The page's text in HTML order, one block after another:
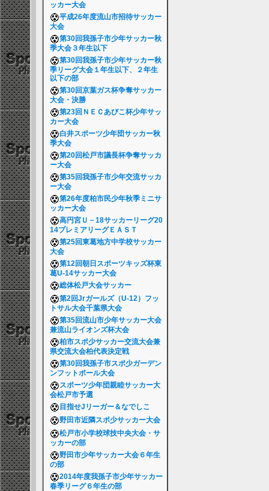
ッカー大会
平成26年度流山市招待サッカー
大会
第30回我孫子市少年サッカー秋
季大会３年生以下
第30回我孫子市少年サッカー秋
季リーグ大会１年生以下、２年生
以下の部
第30回京葉ガス杯争奪サッカー
大会・決勝
第23回ＮＥＣあびこ杯少年サッ
カー大会
白井スポーツ少年団サッカー秋
季大会
第20回松戸市議長杯争奪サッカ
ー大会
第35回我孫子市少年交流サッカ
ー大会
第26年度柏市民少年秋季ミニサ
ッカー大会
高円宮Ｕ－18サッカーリーグ20
14プレミアリーグＥＡＳＴ
第25回東葛地方中学校サッカー
大会
第12回朝日スポーツキッズ杯東
葛U-14サッカー大会
総体松戸大会サッカー
第2回Jrガールズ（U-12）フッ
トサル大会千葉県大会
第35回流山市少年サッカー大会
兼流山ライオンズ杯大会
柏市スポ少サッカー交流大会兼
県交流大会柏代表決定戦
第30回我孫子市スポ少ガーデン
ンフットボール大会
スポーツ少年団親睦サッカー大
会松戸市予選
目指せJリーガー＆なでしこ
野田市近隣スポ少サッカー大会
松戸市小学校球技中央大会・サ
ッカーの部
野田市少年サッカー大会６年生
の部
2014年度我孫子市少年サッカー
春季リーグ６年生の部